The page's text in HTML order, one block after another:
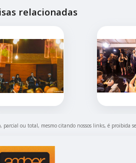
relacionadas
parcial ou total, mesmo citando nossos links, é